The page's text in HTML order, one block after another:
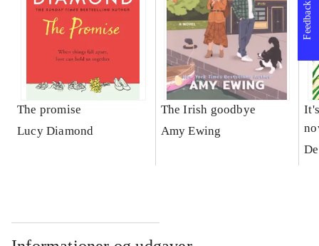
The promise
Lucy Diamond
The Irish goodbye
Amy Ewing
Feedback